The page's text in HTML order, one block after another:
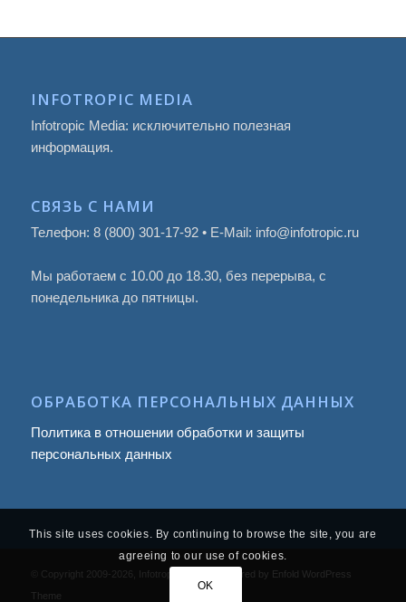
INFOTROPIC MEDIA
Infotropic Media: исключительно полезная
информация.
СВЯЗЬ С НАМИ
Телефон: 8 (800) 301-17-92 • E-Mail: info@infotropic.ru
Мы работаем с 10.00 до 18.30, без перерыва, с
понедельника до пятницы.
ОБРАБОТКА ПЕРСОНАЛЬНЫХ ДАННЫХ
Политика в отношении обработки и защиты
персональных данных
© Copyright 2009 -2026, Infotropic Media -
powered by Enfold WordPress
Theme
This site uses cookies. By continuing to browse the site, you are
agreeing to our use of cookies.
OK